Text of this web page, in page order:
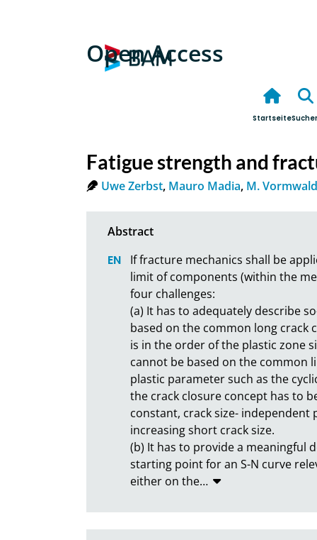
Open Access
Startseite
Fatigue strength and
Uwe Zerbst, Mauro Madia, M. Vormwald
If fracture mechanics shall be
limit of components (within the
four challenges:
(a) It has to adequately describe
based on the common long crack
is in the order of the plastic zone
cannot be based on the common
plastic parameter such as the
the crack closure concept has to
constant, crack size-
increasing short crack size.
(b) It has to provide a meaningful
starting point for an S-N curve
either on the…